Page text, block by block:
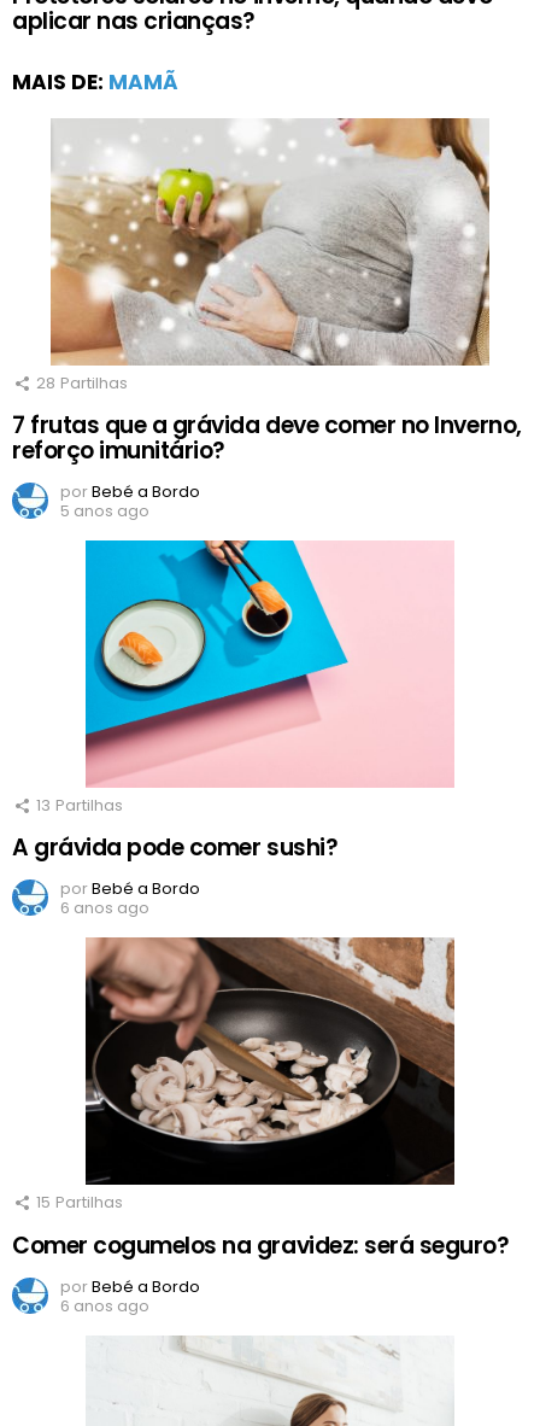
aplicar nas crianças?
MAIS DE: MAMÃ
28 Partilhas
7 frutas que a grávida deve comer no Inverno,
reforço imunitário?
porBebé a Bordo
5 anos ago
13 Partilhas
A grávida pode comer sushi?
porBebé a Bordo
6 anos ago
15 Partilhas
Comer cogumelos na gravidez: será seguro?
porBebé a Bordo
6 anos ago